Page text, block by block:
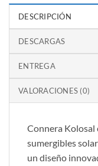
DESCRIPCIÓN
DESCARGAS
ENTREGA
VALORACIONES (0)
Connera Kolosal
sumergibles
un diseño